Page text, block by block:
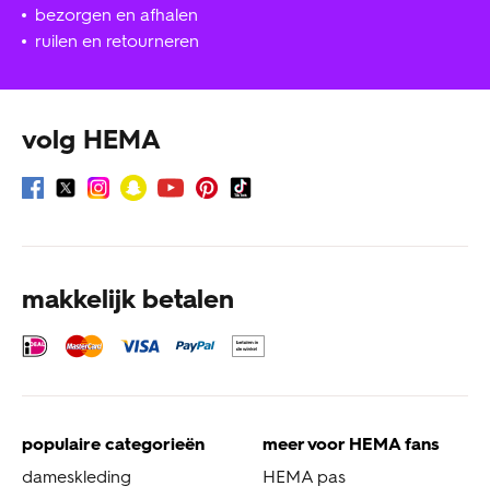
bezorgen en afhalen
ruilen en retourneren
volg HEMA
makkelijk betalen
populaire categorieën
dameskleding
meer voor HEMA fans
HEMA pas